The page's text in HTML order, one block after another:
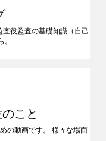
査役監査の基礎知識 （自己
こと
の動画です。
様々な場面